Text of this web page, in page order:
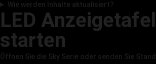
Wie werden Inhalte aktualisiert?
LED
starten
Öffnen Sie die Sky Serie oder senden Sie